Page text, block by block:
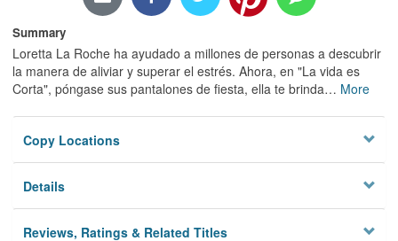
Summary
Loretta La Roche ha ayudado a millones de personas a descubrir
la manera de aliviar y superar el estrés. Ahora, en "La vida es
Corta", póngase sus pantalones de fiesta, ella te brinda… More
Copy Locations
Details
Reviews, Ratings & Related Titles